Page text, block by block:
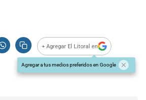
+ Agregar El Litoral en
Agregar a tus medios preferidos en Google